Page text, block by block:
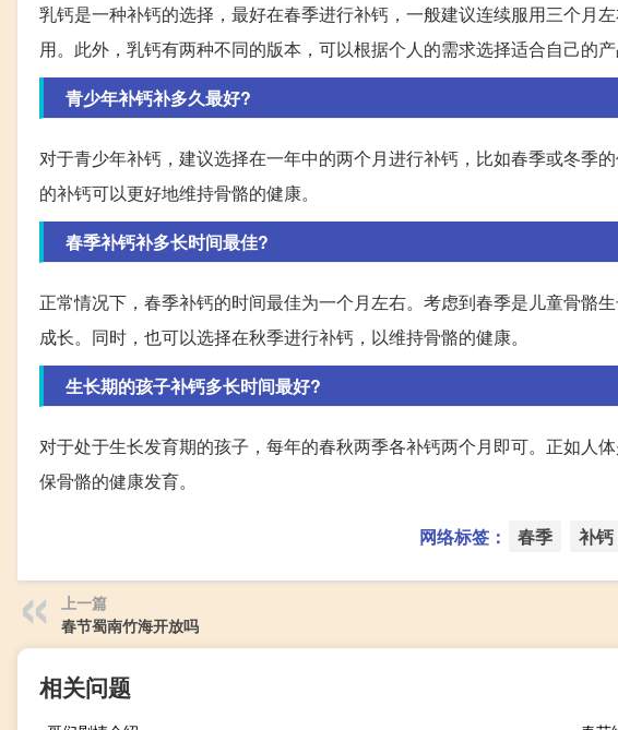
乳钙是一种补钙的选择，最好在春季进行补钙，一般建议连续服用三个月
用。此外，乳钙有两种不同的版本，可以根据个人的需求选择适合自己的产
青少年补钙补多久最好?
对于青少年补钙，建议选择在一年中的两个月进行补钙，比如春季或冬季
的补钙可以更好地维持骨骼的健康。
春季补钙补多长时间最佳?
正常情况下，春季补钙的时间最佳为一个月左右。考虑到春季是儿童骨骼
成长。同时，也可以选择在秋季进行补钙，以维持骨骼的健康。
生长期的孩子补钙多长时间最好?
对于处于生长发育期的孩子，每年的春秋两季各补钙两个月即可。正如人
保骨骼的健康发育。
网络标签： 春季 补钙
上一篇
春节蜀南竹海开放吗
相关问题